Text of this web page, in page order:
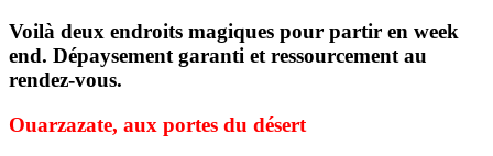
Voilà deux endroits magiques pour partir en week
end. Dépaysement garanti et ressourcement au
rendez-vous.
Ouarzazate, aux portes du désert